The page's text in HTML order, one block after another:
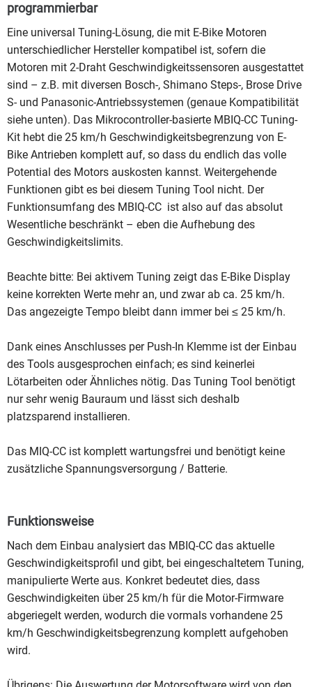
programmierbar
Eine universal Tuning-Lösung, die mit E-Bike Motoren
unterschiedlicher Hersteller kompatibel ist, sofern die
Motoren mit 2-Draht Geschwindigkeitssensoren ausgestattet
sind – z.B. mit diversen Bosch-, Shimano Steps-, Brose Drive
S- und Panasonic-Antriebssystemen (genaue Kompatibilität
siehe unten). Das Mikrocontroller-basierte MBIQ-CC Tuning-
Kit hebt die 25 km/h Geschwindigkeitsbegrenzung von E-
Bike Antrieben komplett auf, so dass du endlich das volle
Potential des Motors auskosten kannst. Weitergehende
Funktionen gibt es bei diesem Tuning Tool nicht. Der
Funktionsumfang des MBIQ-CC ist also auf das absolut
Wesentliche beschränkt – eben die Aufhebung des
Geschwindigkeitslimits.
Beachte bitte: Bei aktivem Tuning zeigt das E-Bike Display
keine korrekten Werte mehr an, und zwar ab ca. 25 km/h.
Das angezeigte Tempo bleibt dann immer bei ≤ 25 km/h.
Dank eines Anschlusses per Push-In Klemme ist der Einbau
des Tools ausgesprochen einfach; es sind keinerlei
Lötarbeiten oder Ähnliches nötig. Das Tuning Tool benötigt
nur sehr wenig Bauraum und lässt sich deshalb
platzsparend installieren.
Das MIQ-CC ist komplett wartungsfrei und benötigt keine
zusätzliche Spannungsversorgung / Batterie.
Funktionsweise
Nach dem Einbau analysiert das MBIQ-CC das aktuelle
Geschwindigkeitsprofil und gibt, bei eingeschaltetem Tuning,
manipulierte Werte aus. Konkret bedeutet dies, dass
Geschwindigkeiten über 25 km/h für die Motor-Firmware
abgeriegelt werden, wodurch die vormals vorhandene 25
km/h Geschwindigkeitsbegrenzung komplett aufgehoben
wird.